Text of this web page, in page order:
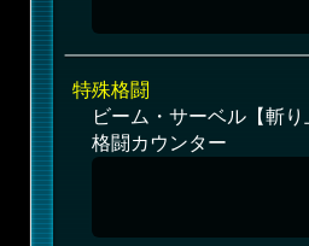
特殊格闘
ビーム・サーベル【斬
格闘カウンター